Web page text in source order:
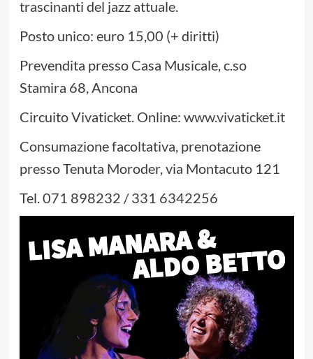
trascinanti del jazz attuale.
Posto unico: euro 15,00 (+ diritti)
Prevendita presso Casa Musicale, c.so
Stamira 68, Ancona
Circuito Vivaticket. Online: www.vivaticket.it
Consumazione facoltativa, prenotazione
presso Tenuta Moroder, via Montacuto 121
Tel. 071 898232 / 331 6342256